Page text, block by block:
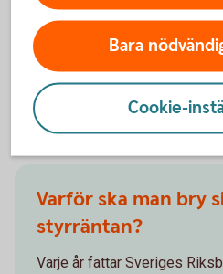
Swedbankmakroanalys
Andra läser också
Varför ska man bry
styrräntan?
Varje år fattar Sveriges
Bara
Cookie-